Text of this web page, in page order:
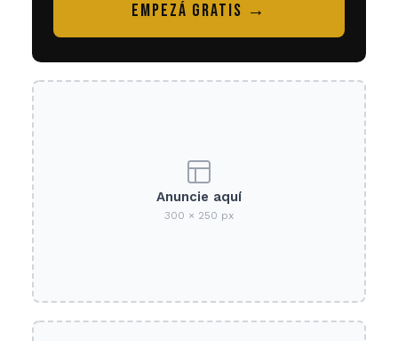
EMPEZÁ GRATIS →
Anuncie aquí
300 × 250 px